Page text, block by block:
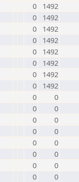
0
1492
0
1492
0
1492
0
1492
0
1492
0
1492
0
1492
0
1492
0
0
0
0
0
0
0
0
0
0
0
0
0
0
0
0